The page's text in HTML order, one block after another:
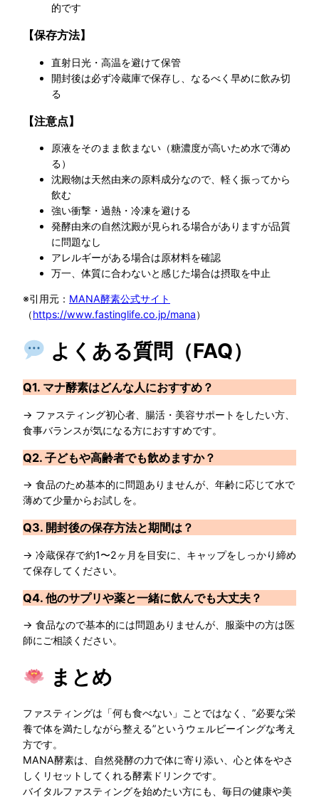
的です
【保存方法】
直射日光・高温を避けて保管
開封後は必ず冷蔵庫で保存し、なるべく早めに飲み切
る
【注意点】
原液をそのまま飲まない（糖濃度が高いため水で薄め
る）
沈殿物は天然由来の原料成分なので、軽く振ってから
飲む
強い衝撃・過熱・冷凍を避ける
発酵由来の自然沈殿が見られる場合がありますが品質
に問題なし
アレルギーがある場合は原材料を確認
万一、体質に合わないと感じた場合は摂取を中止
※引用元： MANA酵素公式サイト
（https://www.fastinglife.co.jp/mana）
よくある質問（FAQ）
Q1. マナ酵素はどんな人におすすめ？
→ ファスティング初心者、腸活・美容サポートをしたい方、
食事バランスが気になる方におすすめです。
Q2. 子どもや高齢者でも飲めますか？
→ 食品のため基本的に問題ありませんが、年齢に応じて水で
薄めて少量からお試しを。
Q3. 開封後の保存方法と期間は？
→ 冷蔵保存で約1〜2ヶ月を目安に、キャップをしっかり締め
て保存してください。
Q4. 他のサプリや薬と一緒に飲んでも大丈夫？
→ 食品なので基本的には問題ありませんが、服薬中の方は医
師にご相談ください。
まとめ
ファスティングは「何も食べない」ことではなく、”必要な栄
養で体を満たしながら整える”というウェルビーイングな考え
方です。
MANA酵素は、自然発酵の力で体に寄り添い、心と体をやさ
しくリセットしてくれる酵素ドリンクです。
バイタルファスティングを始めたい方にも、毎日の健康や美